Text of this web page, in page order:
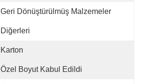
Geri Dönüştürülmüş Malzemeler
Diğerleri
Karton
Özel Boyut Kabul Edildi